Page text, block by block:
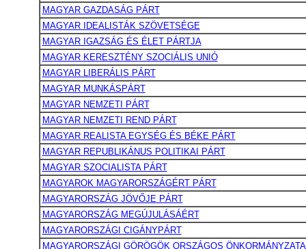
MAGYAR GAZDASÁG PÁRT
MAGYAR IDEALISTÁK SZÖVETSÉGE
MAGYAR IGAZSÁG ÉS ÉLET PÁRTJA
MAGYAR KERESZTÉNY SZOCIÁLIS UNIÓ
MAGYAR LIBERÁLIS PÁRT
MAGYAR MUNKÁSPÁRT
MAGYAR NEMZETI PÁRT
MAGYAR NEMZETI REND PÁRT
MAGYAR REALISTA EGYSÉG ÉS BÉKE PÁRT
MAGYAR REPUBLIKÁNUS POLITIKAI PÁRT
MAGYAR SZOCIALISTA PÁRT
MAGYAROK MAGYARORSZÁGÉRT PÁRT
MAGYARORSZÁG JÖVŐJE PÁRT
MAGYARORSZÁG MEGÚJULÁSÁÉRT
MAGYARORSZÁGI CIGÁNYPÁRT
MAGYARORSZÁGI GÖRÖGÖK ORSZÁGOS ÖNKORMÁNYZATA